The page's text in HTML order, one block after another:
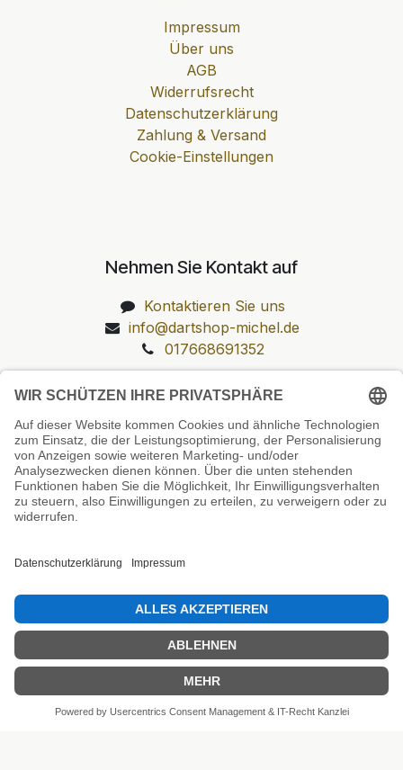
Impressum
Über uns
AGB
Widerrufsrecht
Datenschutzerklärung
Zahlung & Versand
Cookie-Einstellungen
Nehmen Sie Kontakt auf
Kontaktieren Sie uns
info@dartshop-michel.de
017668691352
Unsere Prüfsiegel